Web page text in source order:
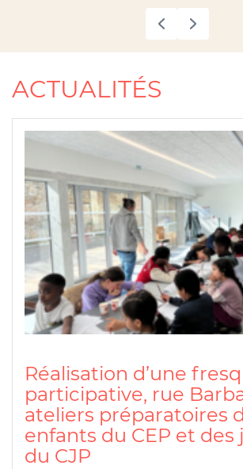
ACTUALITÉS
Réalisation d’une
participative, rue
ateliers préparatoires
enfants du CEP et des
du CJP